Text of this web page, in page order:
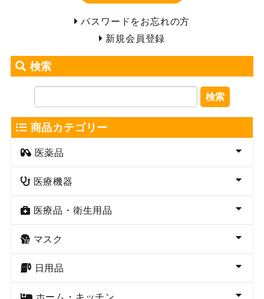
パスワードをお忘れの方
新規会員登録
検索
検索
商品カテゴリー
医薬品
医療機器
医療品・衛生用品
マスク
日用品